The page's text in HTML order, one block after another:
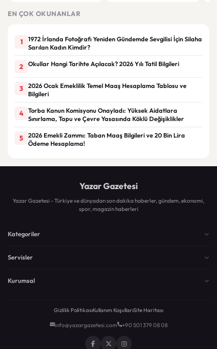
EN ÇOK OKUNANLAR
1
1972 İrlanda Fotoğrafı Yeniden Gündemde Sevgilisi İçin Silaha
Sarılan Kadın Kimdir?
2 Okullar Hangi Tarihte Açılacak? 2026 Yılı Tatil Bilgileri
3
2026 Ocak Emeklilik Temel Maaş Hesaplama Tablosu ve
Bilgileri
4
Torba Kanun Komisyonu Onayladı: Yüksek Aidatlara
Sınırlama, Tapu ve Çevre Yasasında Köklü Değişiklikler
5
2026 Emekli Zammı: Taban Maaş Bilgileri ve 20 Bin Lira
Ödeme Hesaplama!
Yazar Gazetesi
Yazar Gazetesi - Türkiye ve dünyadan son dakika haberler, gündem, ekonomi,
spor, magazin haberleri
Kategoriler
Servisler
Kurumsal
Gizlilik PolitikasıKullanım KoşullarıSite Haritası
info@yazargazetesi.com +90 501 379 08 08